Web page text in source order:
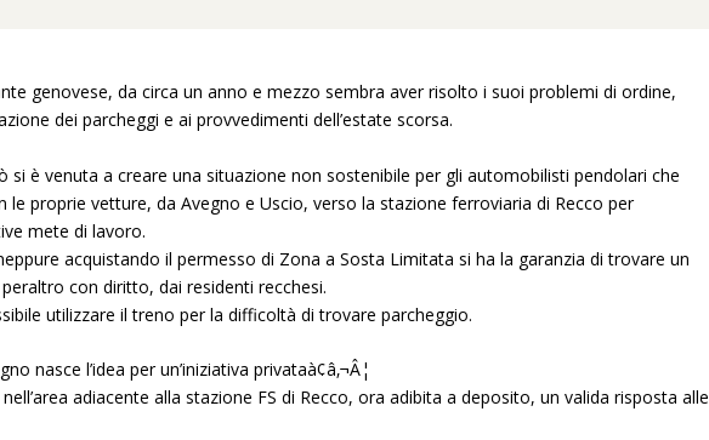
genovese, da circa un anno e mezzo sembra aver risolto i suoi problemi di ordine,
dei parcheggi e ai provvedimenti dell’estate scorsa.
si è venuta a creare una situazione non sostenibile per gli automobilisti pendolari che
proprie vetture, da Avegno e Uscio, verso la stazione ferroviaria di Recco per
mete di lavoro.
acquistando il permesso di Zona a Sosta Limitata si ha la garanzia di trovare un
con diritto, dai residenti recchesi.
utilizzare il treno per la difficoltà di trovare parcheggio.
nasce l’idea per un’iniziativa privataà¢â‚¬Â¦
adiacente alla stazione FS di Recco, ora adibita a deposito, un valida risposta alle